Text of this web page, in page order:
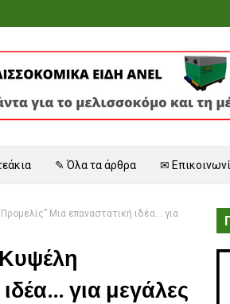
✎ Όλα τα άρθρα ✉
Μια επαναστατική ιδέα... για
Κυψέλη
για μεγάλες